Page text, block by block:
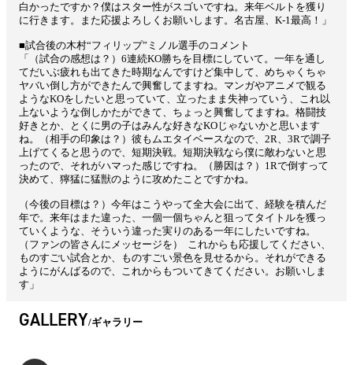
白かったですか？僕はスター性がスゴいですね。来年ベルトを獲り
に行きます。また応援よろしくお願いします。名古屋、K-1最高！」
■試合後の木村“フィリップ”ミノル選手のコメント
「（試合の感想は？）6連続KO勝ちを目標にしていて。一年を通し
てだいぶ疲れも出てきた時期なんですけど集中して、めちゃくちゃ
ヤバい倒し方ができたんで興奮してますね。マンガやアニメで観る
ようなKOをしたいと思っていて、立ったまま失神っていう、これ以
上ないような倒しかたができて、ちょっと興奮してますね。格闘技
好きとか、とくに男の子はみんな好きなKOじゃないかと思います
ね。（相手の印象は？）彼もムエタイベースなので、2R、3Rで調子
上げてくると思うので、短期決戦。短期決戦なら僕に敵わないと思
ったので、それがハマった感じですね。（勝因は？）1Rで倒すって
決めて、獰猛に猛獣のように攻めたことですかね。
（今後の目標は？）今年はこうやって全大会に出て、経験を積んだ
年で。来年はまた違った、一個一個ちゃんと狙ってタイトルを獲っ
ていくような、そういう違った実りのある一年にしたいですね。
（ファンの皆さんにメッセージを） これからも応援してください、
ものすごい試合とか、ものすごい景色を見せるから。それができる
ようにがんばるので、これからもついてきてください。お願いしま
す」
GALLERY ギャラリー